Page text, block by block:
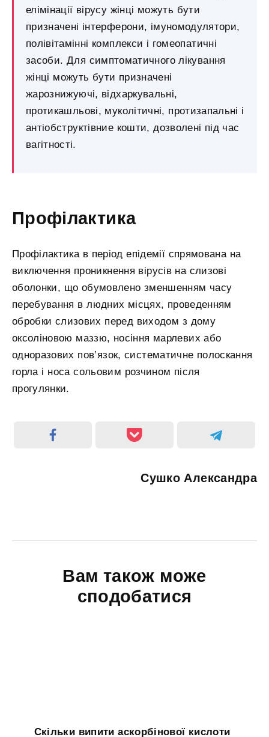
елімінації вірусу жінці можуть бути
призначені інтерферони, імуномодулятори,
полівітамінні комплекси і гомеопатичні
засоби. Для симптоматичного лікування
жінці можуть бути призначені
жарознижуючі, відхаркувальні,
протикашльові, муколітичні, протизапальні і
антіобструктівние кошти, дозволені під час
вагітності.
Профілактика
Профілактика в період епідемії спрямована на
виключення проникнення вірусів на слизові
оболонки, що обумовлено зменшенням часу
перебування в людних місцях, проведенням
обробки слизових перед виходом з дому
оксоліновою маззю, носіння марлевих або
одноразових пов’язок, систематичне полоскання
горла і носа сольовим розчином після
прогулянки.
Сушко Александра
Вам також може
сподобатися
Скільки випити аскорбінової кислоти